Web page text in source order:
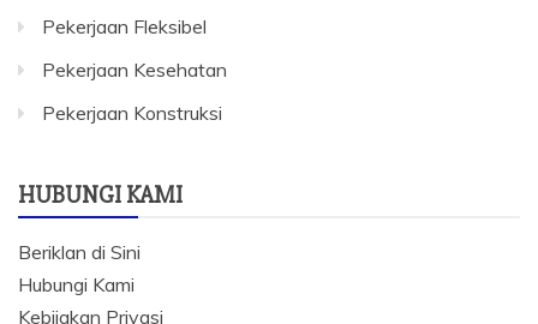
Pekerjaan Fleksibel
Pekerjaan Kesehatan
Pekerjaan Konstruksi
HUBUNGI KAMI
Beriklan di Sini
Hubungi Kami
Kebijakan Privasi